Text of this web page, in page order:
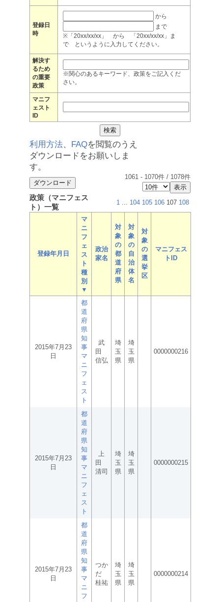
登録日
時
から
まで
※「20xx/xx/xx」 から 「20xx/xx/xx」ま
で というように入力してください。
解決す
るため
の重要
政策
※関心のあるキーワード、政策をご記入くだ
さい。
マニフ
ェスト
ID
利用方法、 FAQを閲覧のうえ
ダウンロードをお願いしま
す。
1061 - 1070件 / 1078件
政策（マニフェス
ト）一覧
1 ... 104 105 106 107 108
登録年月日
マ
ニ
フ
ェ
ス
ト
種
別
▼
政治
家名
対
象
の
都
道
府
県
対
象
の
自
治
体
名
対
象
の
選
挙
区
マニフェス
トID
2015年7月23
日
都
道
府
県
知
事
マ
ニ
フ
ェ
ス
ト
武
田
信弘
埼
玉
県
埼
玉
県
0000000216
2015年7月23
日
都
道
府
県
知
事
マ
ニ
フ
ェ
ス
ト
上
田
清司
埼
玉
県
埼
玉
県
0000000215
2015年7月23
日
都
道
府
県
知
事
マ
ニ
フ
つか
だ
桂祐
埼
玉
県
埼
玉
県
0000000214